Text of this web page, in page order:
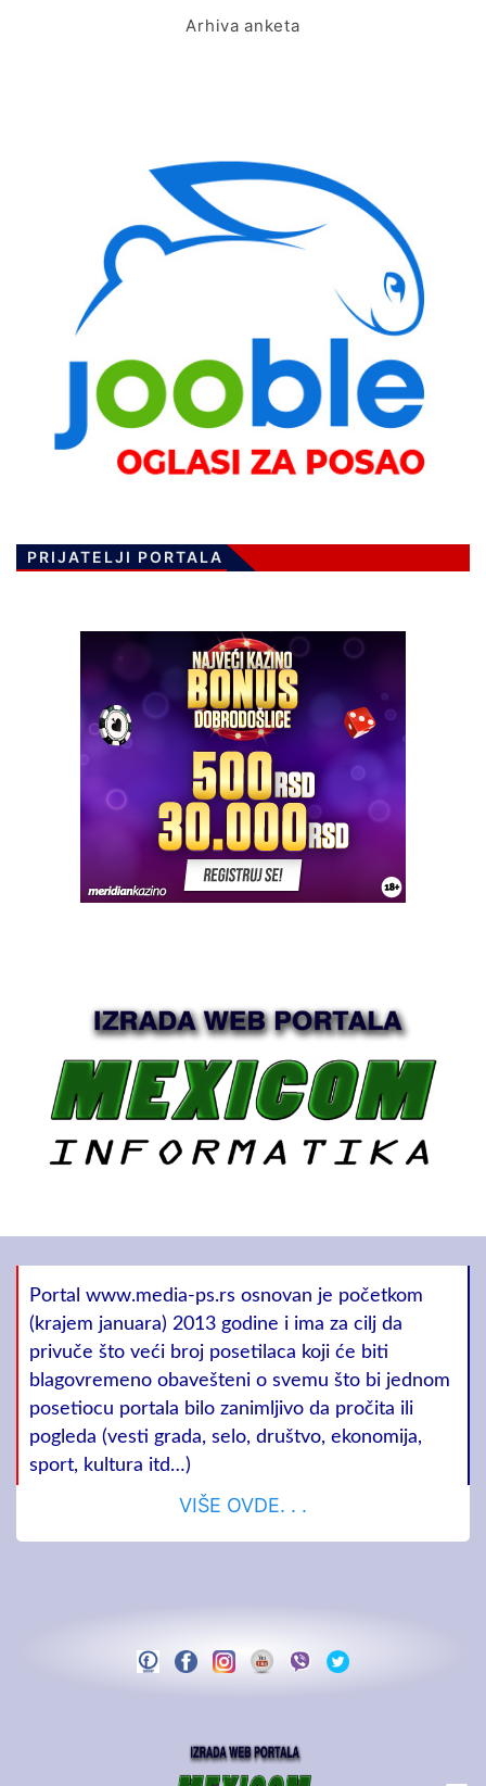
Arhiva anketa
PRIJATELJI PORTALA
Portal www.media-ps.rs osnovan je početkom
(krajem januara) 2013 godine i ima za cilj da
privuče što veći broj posetilaca koji će biti
blagovremeno obavešteni o svemu što bi jednom
posetiocu portala bilo zanimljivo da pročita ili
pogleda (vesti grada, selo, društvo, ekonomija,
sport, kultura itd…)
VIŠE OVDE. . .